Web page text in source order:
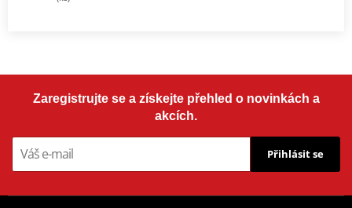
Zaregistrujte se a získejte přehled o novinkách a
akcích.
Přihlásit se